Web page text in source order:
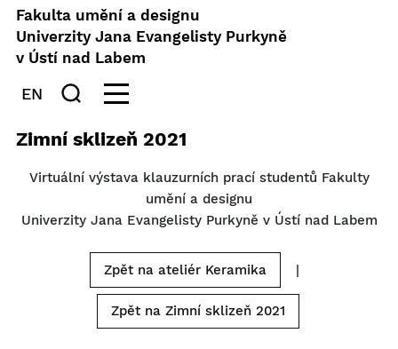
Fakulta umění a designu
Univerzity Jana Evangelisty Purkyně
v Ústí nad Labem
EN
Zimní sklizeň 2021
Virtuální výstava klauzurních prací studentů Fakulty
umění a designu
Univerzity Jana Evangelisty Purkyně v Ústí nad Labem
Zpět na ateliér Keramika |
Zpět na Zimní sklizeň 2021